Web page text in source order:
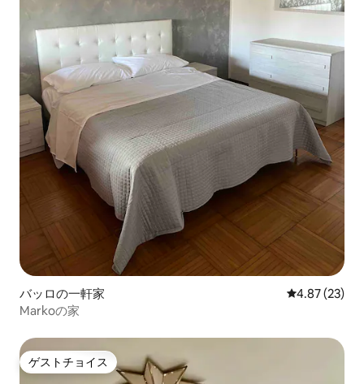
バッロの一軒家 レビュー23
4.87 (23)
Markoの家
ゲストチョイス
ゲストチョイス